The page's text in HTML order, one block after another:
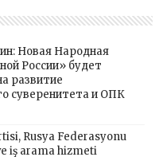
Новая Народная
России» будет
развитие
суверенитета и ОПК
Rusya Federasyonu
iş arama hizmeti